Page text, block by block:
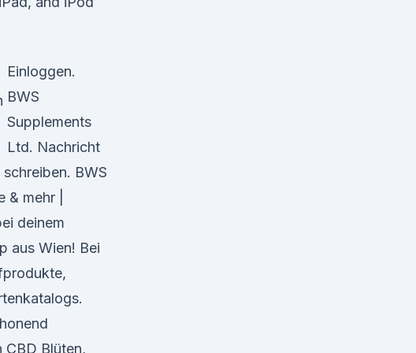
Einloggen.
BWS
Supplements
Ltd. Nachricht
BWS
mehr |
deinem
aus Wien! Bei
CBD Blüten,